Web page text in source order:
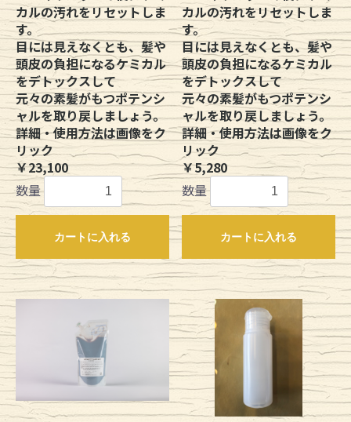
カルの汚れをリセットしま
す。
目には見えなくとも、髪や
頭皮の負担になるケミカル
をデトックスして
元々の素髪がもつポテンシ
ャルを取り戻しましょう。
詳細・使用方法は画像をク
リック
￥23,100
数量
カートに入れる
カルの汚れをリセットしま
す。
目には見えなくとも、髪や
頭皮の負担になるケミカル
をデトックスして
元々の素髪がもつポテンシ
ャルを取り戻しましょう。
詳細・使用方法は画像をク
リック
￥5,280
数量
カートに入れる